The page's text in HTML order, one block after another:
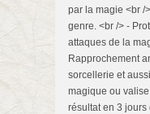
par la magie <br /
genre. <br /> -
attaques de la
Rapprochement
sorcellerie et
magique ou
résultat en 3 jours